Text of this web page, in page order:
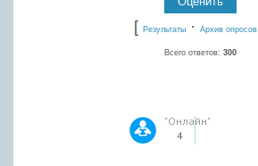
[ Результаты · Архив опросов
Всего ответов: 300
"Онлайн"
4